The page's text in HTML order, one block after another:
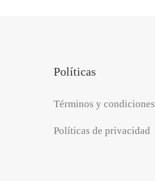
Políticas
Términos y condiciones
Políticas de privacidad